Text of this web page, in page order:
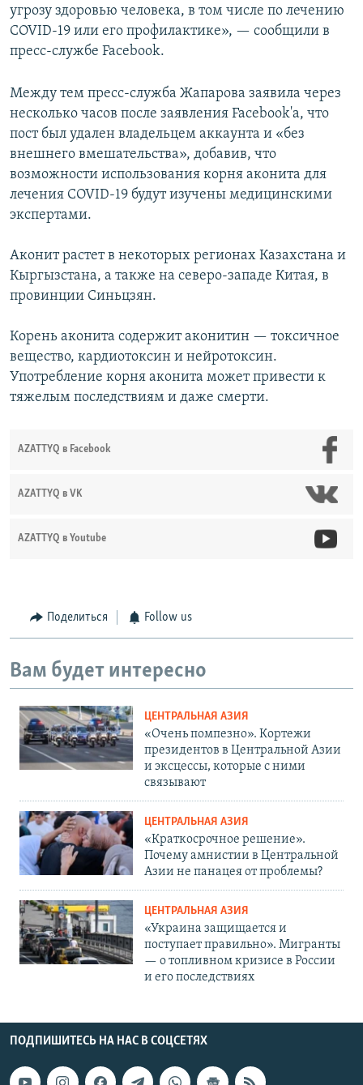
угрозу здоровью человека, в том числе по лечению
COVID-19 или его профилактике», — сообщили в
пресс-службе Facebook.
Между тем пресс-служба Жапарова заявила через
несколько часов после заявления Facebook'а, что
пост был удален владельцем аккаунта и «без
внешнего вмешательства», добавив, что
возможности использования корня аконита для
лечения COVID-19 будут изучены медицинскими
экспертами.
Аконит растет в некоторых регионах Казахстана и
Кыргызстана, а также на северо-западе Китая, в
провинции Синьцзян.
Корень аконита содержит аконитин — токсичное
вещество, кардиотоксин и нейротоксин.
Употребление корня аконита может привести к
тяжелым последствиям и даже смерти.
AZATTYQ в Facebook
AZATTYQ в VK
AZATTYQ в Youtube
Поделиться Follow us
Вам будет интересно
ЦЕНТРАЛЬНАЯ АЗИЯ
«Очень помпезно». Кортежи
президентов в Центральной Азии
и эксцессы, которые с ними
связывают
ЦЕНТРАЛЬНАЯ АЗИЯ
«Краткосрочное решение».
Почему амнистии в Центральной
Азии не панацея от проблемы?
ЦЕНТРАЛЬНАЯ АЗИЯ
«Украина защищается и
поступает правильно». Мигранты
— о топливном кризисе в России
и его последствиях
ПОДПИШИТЕСЬ НА НАС В СОЦСЕТЯХ